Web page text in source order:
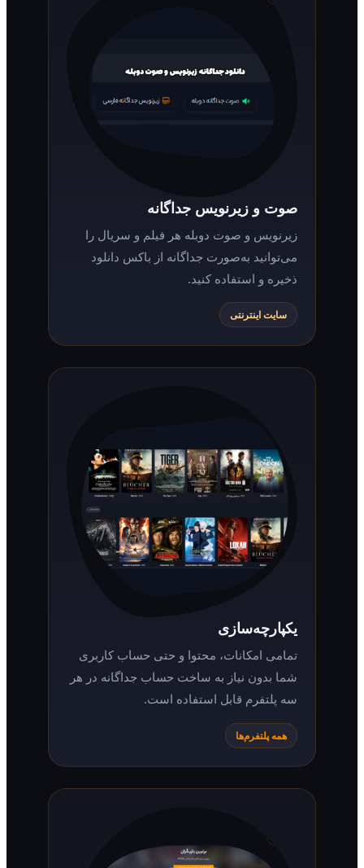
صوت و زیرنویس جداگانه
زیرنویس و صوت دوبله هر فیلم و سریال را
می‌توانید به‌صورت جداگانه از باکس دانلود
ذخیره و استفاده کنید.
سایت اینترنتی
یکپارچه‌سازی
تمامی امکانات، محتوا و حتی حساب کاربری
شما بدون نیاز به ساخت حساب جداگانه در هر
سه پلتفرم قابل استفاده است.
همه پلتفرم‌ها